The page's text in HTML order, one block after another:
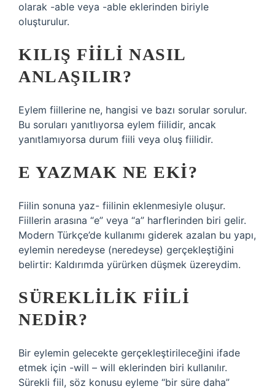
olarak -able veya -able eklerinden biriyle
oluşturulur.
KILIŞ FIILI NASIL
ANLAŞILIR?
Eylem fiillerine ne, hangisi ve bazı sorular sorulur.
Bu soruları yanıtlıyorsa eylem fiilidir, ancak
yanıtlamıyorsa durum fiili veya oluş fiilidir.
E YAZMAK NE EKI?
Fiilin sonuna yaz- fiilinin eklenmesiyle oluşur.
Fiillerin arasına “e” veya “a” harflerinden biri gelir.
Modern Türkçe’de kullanımı giderek azalan bu yapı,
eylemin neredeyse (neredeyse) gerçekleştiğini
belirtir: Kaldırımda yürürken düşmek üzereydim.
SÜREKLILIK FIILI
NEDIR?
Bir eylemin gelecekte gerçekleştirileceğini ifade
etmek için -will – will eklerinden biri kullanılır.
Sürekli fiil, söz konusu eyleme “bir süre daha”